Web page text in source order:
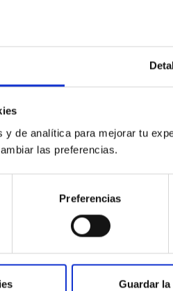
y de analítica para mejorar tu
las preferencias.
Preferencias
Guardar
¿No
política de privacidad
y